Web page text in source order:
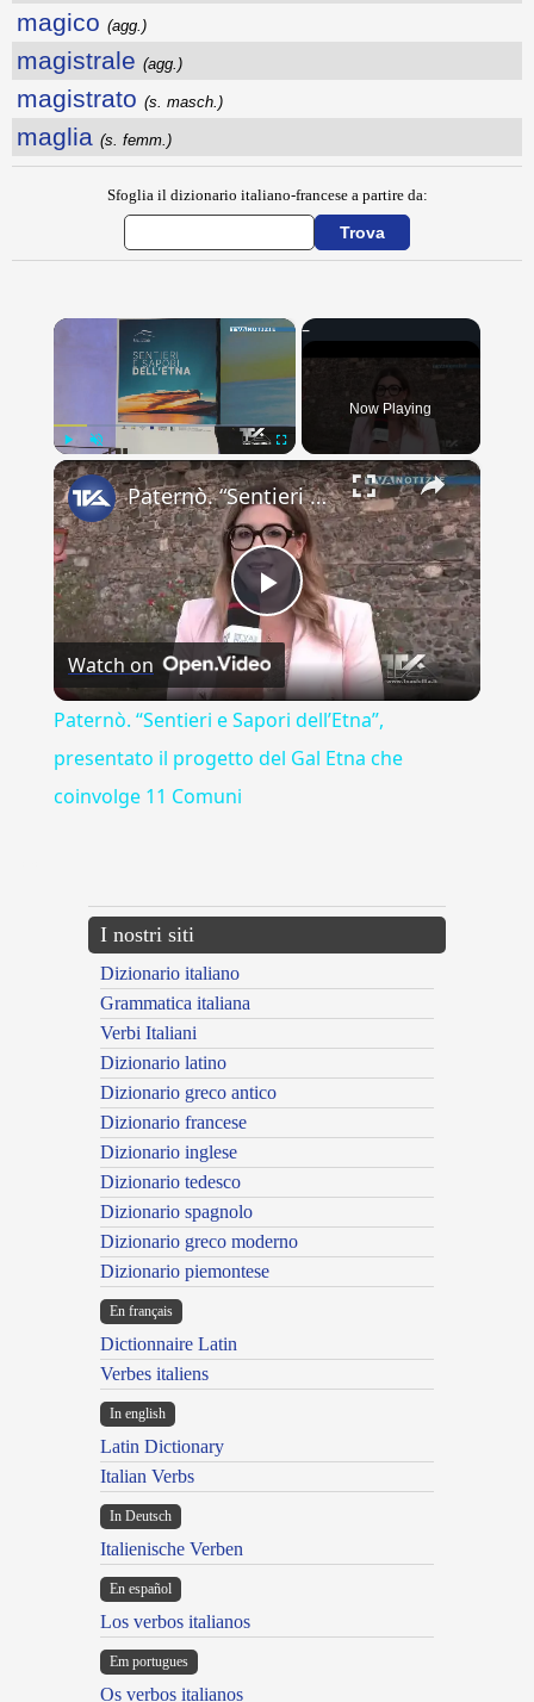
magico (agg.)
magistrale (agg.)
magistrato (s. masch.)
maglia (s. femm.)
Sfoglia il dizionario italiano-francese a partire da:
×
Play Unmute Fullscreen
Now Playing
×
Play
Video
Paternò. “Sentieri e Sapori dell’Etna”, presentato il progetto del Gal Etna che coinvolge 11 Comuni
Watch on
Paternò. “Sentieri e Sapori dell’Etna”,
presentato il progetto del Gal Etna che
coinvolge 11 Comuni
I nostri siti
Dizionario italiano
Grammatica italiana
Verbi Italiani
Dizionario latino
Dizionario greco antico
Dizionario francese
Dizionario inglese
Dizionario tedesco
Dizionario spagnolo
Dizionario greco moderno
Dizionario piemontese
En français
Dictionnaire Latin
Verbes italiens
In english
Latin Dictionary
Italian Verbs
In Deutsch
Italienische Verben
En español
Los verbos italianos
Em portugues
Os verbos italianos